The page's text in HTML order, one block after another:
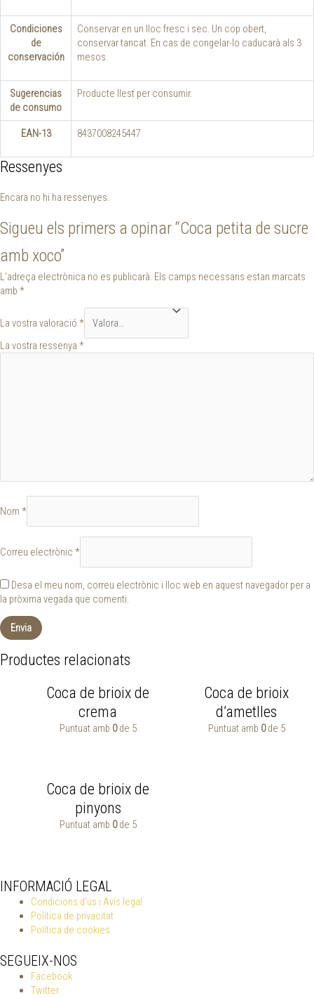
Condiciones
de
conservación
Conservar en un lloc fresc i sec. Un cop obert,
conservar tancat. En cas de congelar-lo caducarà als 3
mesos.
Sugerencias
de consumo
Producte llest per consumir.
EAN-13 8437008245447
Ressenyes
Encara no hi ha ressenyes.
Sigueu els primers a opinar “Coca petita de sucre
amb xoco”
L'adreça electrònica no es publicarà. Els camps necessaris estan marcats
amb *
La vostra valoració *
La vostra ressenya *
Nom *
Correu electrònic *
Desa el meu nom, correu electrònic i lloc web en aquest navegador per a
la pròxima vegada que comenti.
Productes relacionats
Coca de brioix de
crema
Puntuat amb 0de 5
Coca de brioix
d’ametlles
Puntuat amb 0de 5
Coca de brioix de
pinyons
Puntuat amb 0de 5
INFORMACIÓ LEGAL
Condicions d'ús i Avís legal
Política de privacitat
Política de cookies
SEGUEIX-NOS
Facebook
Twitter